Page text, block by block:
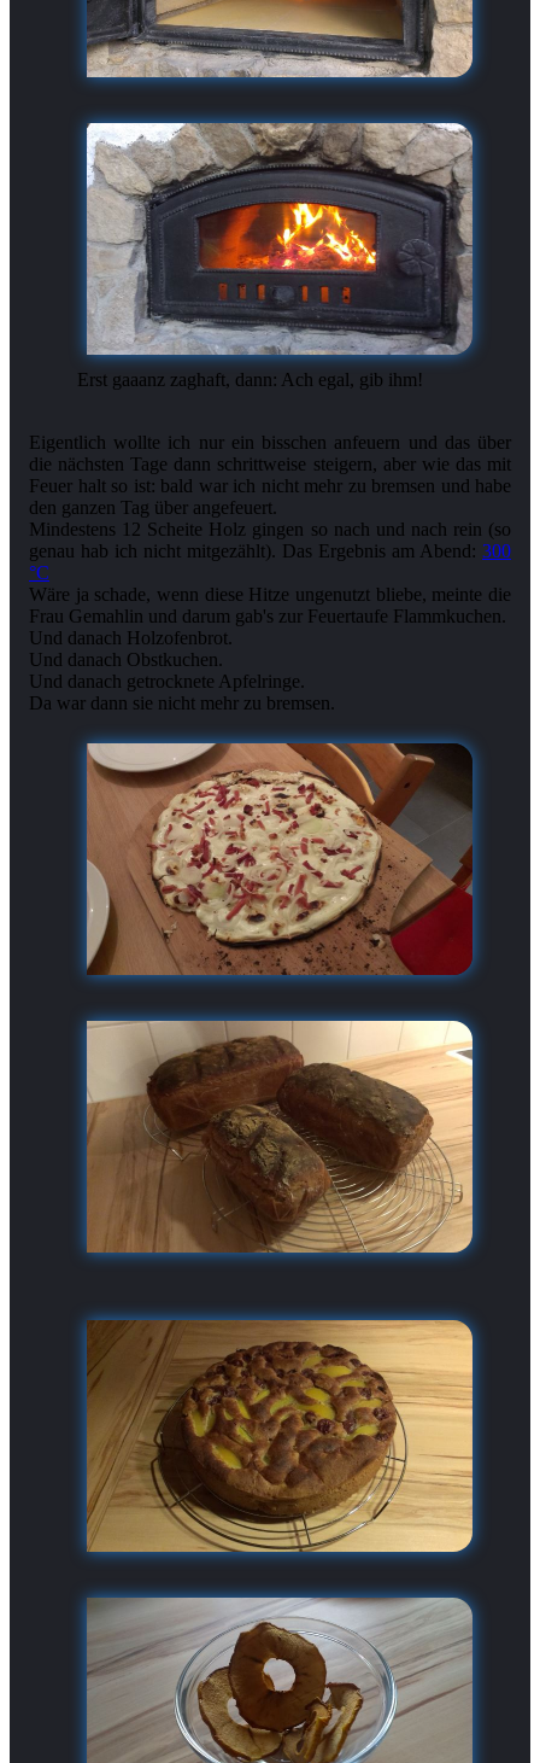
Erst gaaanz zaghaft, dann: Ach egal, gib ihm!
Eigentlich wollte ich nur ein bisschen anfeuern und das über
die nächsten Tage dann schrittweise steigern, aber wie das mit
Feuer halt so ist: bald war ich nicht mehr zu bremsen und habe
den ganzen Tag über angefeuert.
Mindestens 12 Scheite Holz gingen so nach und nach rein (so
genau hab ich nicht mitgezählt). Das Ergebnis am Abend: 300
°C
Wäre ja schade, wenn diese Hitze ungenutzt bliebe, meinte die
Frau Gemahlin und darum gab's zur Feuertaufe Flammkuchen.
Und danach Holzofenbrot.
Und danach Obstkuchen.
Und danach getrocknete Apfelringe.